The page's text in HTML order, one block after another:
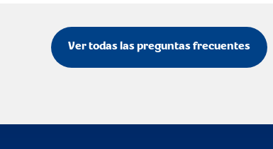
Ver todas las preguntas frecuentes